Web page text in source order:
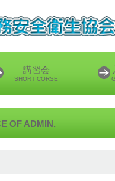
OF ADMIN.
講習会
SHORT CORSE